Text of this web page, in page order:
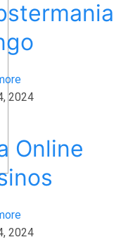
2024
Online
2024